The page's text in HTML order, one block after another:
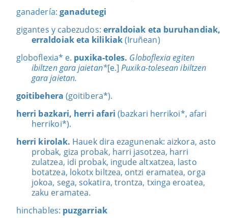
ganadería: ganadutegi
gigantes y cabezudos: erraldoiak eta buruhandiak,
erraldoiak eta kilikiak(Iruñean)
globoflexia* e. puxika-toles. Globoflexia egiten
ibiltzen gara jaietan*[e.]Puxika-tolesean ibiltzen
gara jaietan.
goitibehera (goitibera*).
herri bazkari, herri afari (bazkari herrikoi*, afari
herrikoi*).
herri kirolak. Hauek dira ezagunenak: aizkora, asto
probak, giza probak, harri jasotzea, harri
zulatzea, idi probak, ingude altxatzea, lasto
botatzea, lokotx biltzea, ontzi eramatea, orga
jokoa, sega, sokatira, trontza, txinga eroatea,
zaku eramatea.
hinchables: puzgarriak